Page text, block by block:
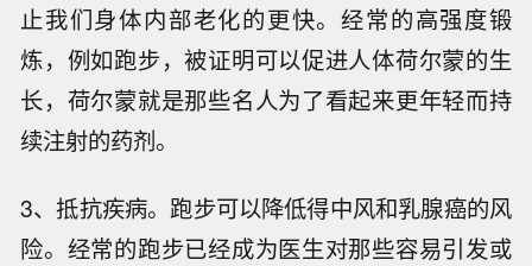
止我们身体内部老化的更快。经常的高强度锻
炼，例如跑步，被证明可以促进人体荷尔蒙的生
长，荷尔蒙就是那些名人为了看起来更年轻而持
续注射的药剂。
3、抵抗疾病。跑步可以降低得中风和乳腺癌的风
险。经常的跑步已经成为医生对那些容易引发或